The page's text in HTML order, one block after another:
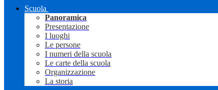
Scuola
Panoramica
Presentazione
I luoghi
Le persone
I numeri della scuola
Le carte della scuola
Organizzazione
La storia